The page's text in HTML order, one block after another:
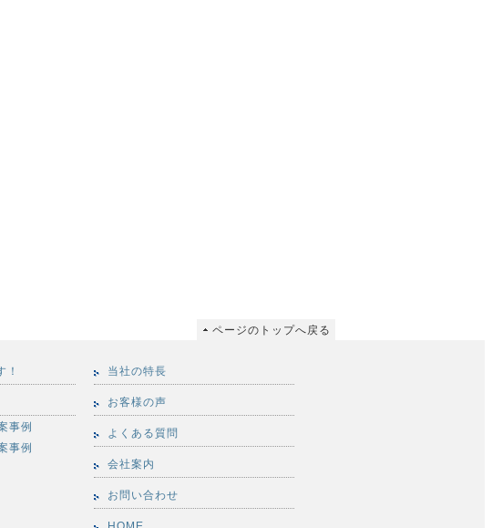
ページのトップへ戻る
！
事例
事例
当社の特長
お客様の声
よくある質問
会社案内
お問い合わせ